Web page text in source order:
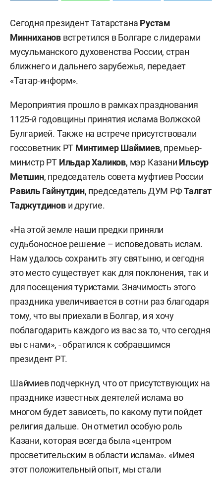
Сегодня президент Татарстана Рустам
Минниханов встретился в Болгаре с лидерами
мусульманского духовенства России, стран
ближнего и дальнего зарубежья, передает
«Татар-информ».
Мероприятия прошло в рамках празднования
1125-й годовщины принятия ислама Волжской
Булгарией. Также на встрече присутствовали
госсоветник РТ Минтимер Шаймиев, премьер-
министр РТ Ильдар Халиков, мэр Казани Ильсур
Метшин, председатель совета муфтиев России
Равиль Гайнутдин, председатель ДУМ РФТалгат
Таджутдинови другие.
«На этой земле наши предки приняли
судьбоносное решение – исповедовать ислам.
Нам удалось сохранить эту святыню, и сегодня
это место существует как для поклонения, так и
для посещения туристами. Значимость этого
праздника увеличивается в сотни раз благодаря
тому, что вы приехали в Болгар, и я хочу
поблагодарить каждого из вас за то, что сегодня
вы с нами», - обратился к собравшимся
президент РТ.
Шаймиев подчеркнул, что от присутствующих на
празднике известных деятелей ислама во
многом будет зависеть, по какому пути пойдет
религия дальше. Он отметил особую роль
Казани, которая всегда была «центром
просветительским в области ислама». «Имея
этот положительный опыт, мы стали